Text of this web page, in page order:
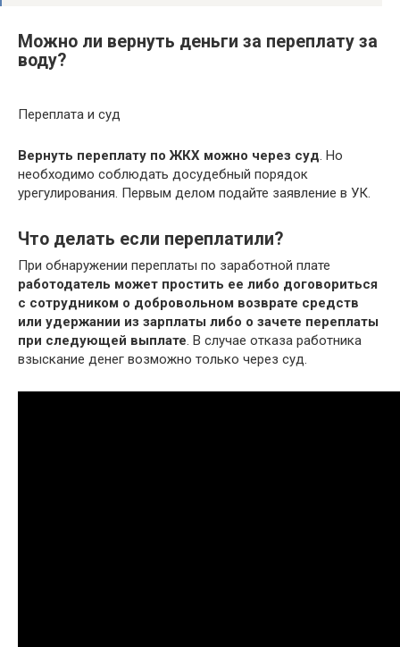
Можно ли вернуть деньги за переплату за
воду?
Переплата и суд
Вернуть переплату по ЖКХ можно через суд. Но
необходимо соблюдать досудебный порядок
урегулирования. Первым делом подайте заявление в УК.
Что делать если переплатили?
При обнаружении переплаты по заработной плате
работодатель может простить ее либо договориться
с сотрудником о добровольном возврате средств
или удержании из зарплаты либо о зачете переплаты
при следующей выплате. В случае отказа работника
взыскание денег возможно только через суд.